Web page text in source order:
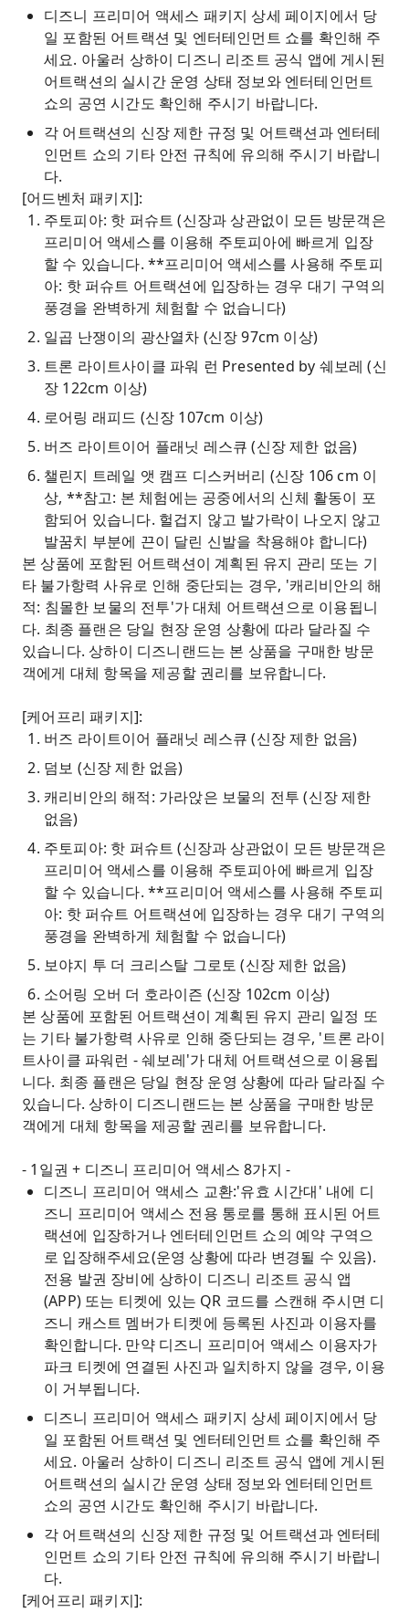
디즈니 프리미어 액세스 패키지 상세 페이지에서 당
일 포함된 어트랙션 및 엔터테인먼트 쇼를 확인해 주
세요. 아울러 상하이 디즈니 리조트 공식 앱에 게시된
어트랙션의 실시간 운영 상태 정보와 엔터테인먼트
쇼의 공연 시간도 확인해 주시기 바랍니다.
각 어트랙션의 신장 제한 규정 및 어트랙션과 엔터테
인먼트 쇼의 기타 안전 규칙에 유의해 주시기 바랍니
다.
[어드벤처 패키지]:
주토피아: 핫 퍼슈트 (신장과 상관없이 모든 방문객은
프리미어 액세스를 이용해 주토피아에 빠르게 입장
할 수 있습니다. **프리미어 액세스를 사용해 주토피
아: 핫 퍼슈트 어트랙션에 입장하는 경우 대기 구역의
풍경을 완벽하게 체험할 수 없습니다)
일곱 난쟁이의 광산열차 (신장 97cm 이상)
트론 라이트사이클 파워 런 Presented by 쉐보레 (신
장 122cm 이상)
로어링 래피드 (신장 107cm 이상)
버즈 라이트이어 플래닛 레스큐 (신장 제한 없음)
챌린지 트레일 앳 캠프 디스커버리 (신장 106 cm 이
상, **참고: 본 체험에는 공중에서의 신체 활동이 포
함되어 있습니다. 헐겁지 않고 발가락이 나오지 않고
발꿈치 부분에 끈이 달린 신발을 착용해야 합니다)
본 상품에 포함된 어트랙션이 계획된 유지 관리 또는 기
타 불가항력 사유로 인해 중단되는 경우, '캐리비안의 해
적: 침몰한 보물의 전투'가 대체 어트랙션으로 이용됩니
다. 최종 플랜은 당일 현장 운영 상황에 따라 달라질 수
있습니다. 상하이 디즈니랜드는 본 상품을 구매한 방문
객에게 대체 항목을 제공할 권리를 보유합니다.
[케어프리 패키지]:
버즈 라이트이어 플래닛 레스큐 (신장 제한 없음)
덤보 (신장 제한 없음)
캐리비안의 해적: 가라앉은 보물의 전투 (신장 제한
없음)
주토피아: 핫 퍼슈트 (신장과 상관없이 모든 방문객은
프리미어 액세스를 이용해 주토피아에 빠르게 입장
할 수 있습니다. **프리미어 액세스를 사용해 주토피
아: 핫 퍼슈트 어트랙션에 입장하는 경우 대기 구역의
풍경을 완벽하게 체험할 수 없습니다)
보야지 투 더 크리스탈 그로토 (신장 제한 없음)
소어링 오버 더 호라이즌 (신장 102cm 이상)
본 상품에 포함된 어트랙션이 계획된 유지 관리 일정 또
는 기타 불가항력 사유로 인해 중단되는 경우, '트론 라이
트사이클 파워런 - 쉐보레'가 대체 어트랙션으로 이용됩
니다. 최종 플랜은 당일 현장 운영 상황에 따라 달라질 수
있습니다. 상하이 디즈니랜드는 본 상품을 구매한 방문
객에게 대체 항목을 제공할 권리를 보유합니다.
- 1일권 + 디즈니 프리미어 액세스 8가지 -
디즈니 프리미어 액세스 교환:'유효 시간대' 내에 디
즈니 프리미어 액세스 전용 통로를 통해 표시된 어트
랙션에 입장하거나 엔터테인먼트 쇼의 예약 구역으
로 입장해주세요(운영 상황에 따라 변경될 수 있음).
전용 발권 장비에 상하이 디즈니 리조트 공식 앱
(APP) 또는 티켓에 있는 QR 코드를 스캔해 주시면 디
즈니 캐스트 멤버가 티켓에 등록된 사진과 이용자를
확인합니다. 만약 디즈니 프리미어 액세스 이용자가
파크 티켓에 연결된 사진과 일치하지 않을 경우, 이용
이 거부됩니다.
디즈니 프리미어 액세스 패키지 상세 페이지에서 당
일 포함된 어트랙션 및 엔터테인먼트 쇼를 확인해 주
세요. 아울러 상하이 디즈니 리조트 공식 앱에 게시된
어트랙션의 실시간 운영 상태 정보와 엔터테인먼트
쇼의 공연 시간도 확인해 주시기 바랍니다.
각 어트랙션의 신장 제한 규정 및 어트랙션과 엔터테
인먼트 쇼의 기타 안전 규칙에 유의해 주시기 바랍니
다.
[케어프리 패키지]: